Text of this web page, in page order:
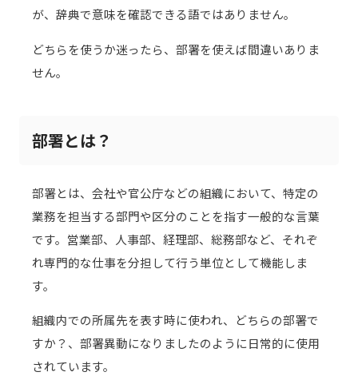
が、辞典で意味を確認できる語ではありません。
どちらを使うか迷ったら、部署を使えば間違いありま
せん。
部署とは？
部署とは、会社や官公庁などの組織において、特定の
業務を担当する部門や区分のことを指す一般的な言葉
です。営業部、人事部、経理部、総務部など、それぞ
れ専門的な仕事を分担して行う単位として機能しま
す。
組織内での所属先を表す時に使われ、どちらの部署で
すか？、部署異動になりましたのように日常的に使用
されています。